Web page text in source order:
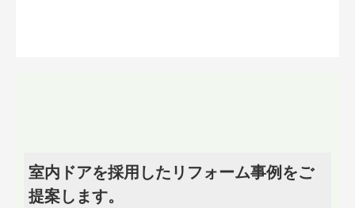
室内ドアを採用したリフォーム事例をご
提案します。